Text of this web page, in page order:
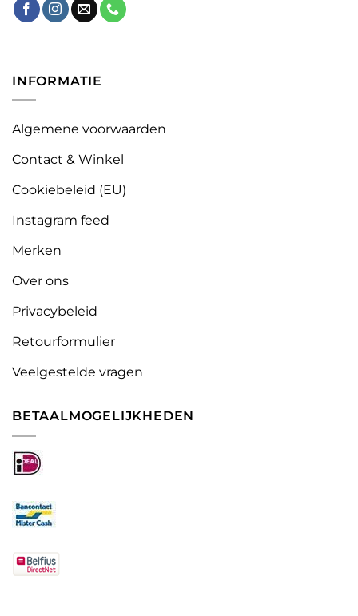
INFORMATIE
Algemene voorwaarden
Contact & Winkel
Cookiebeleid (EU)
Instagram feed
Merken
Over ons
Privacybeleid
Retourformulier
Veelgestelde vragen
BETAALMOGELIJKHEDEN